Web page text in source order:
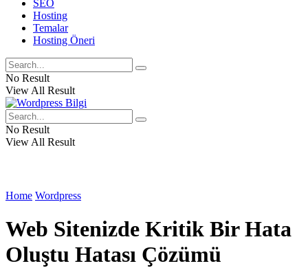
SEO
Hosting
Temalar
Hosting Öneri
No Result
View All Result
No Result
View All Result
Home Wordpress
Web Sitenizde Kritik Bir Hata
Oluştu Hatası Çözümü